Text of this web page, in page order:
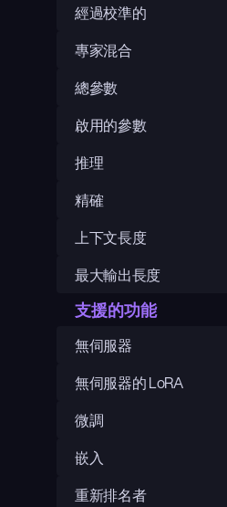
經過校準的
專家混合
總參數
啟用的參數
推理
精確
上下文長度
最大輸出長度
支援的功能
無伺服器
無伺服器的 LoRA
微調
嵌入
重新排名者